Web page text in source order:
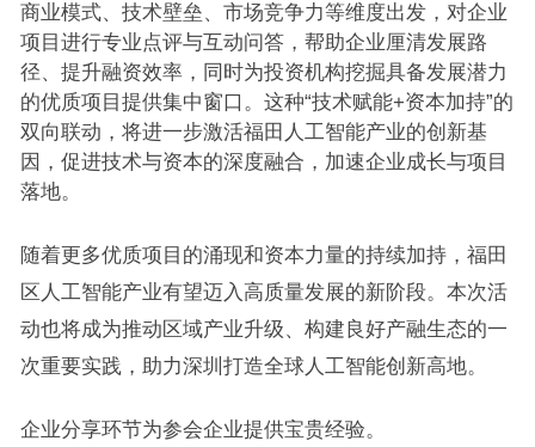
商业模式、技术壁垒、市场竞争力等维度出发，对企业
项目进行专业点评与互动问答，帮助企业厘清发展路
径、提升融资效率，同时为投资机构挖掘具备发展潜力
的优质项目提供集中窗口。这种“技术赋能+资本加持”的
双向联动，将进一步激活福田人工智能产业的创新基
因，促进技术与资本的深度融合，加速企业成长与项目
落地。
随着更多优质项目的涌现和资本力量的持续加持，福田
区人工智能产业有望迈入高质量发展的新阶段。本次活
动也将成为推动区域产业升级、构建良好产融生态的一
次重要实践，助力深圳打造全球人工智能创新高地。
企业分享环节为参会企业提供宝贵经验。